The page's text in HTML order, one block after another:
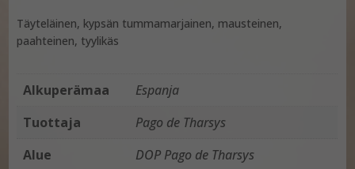
Täyteläinen, kypsän tummamarjainen, mausteinen,
paahteinen, tyylikäs
Alkuperämaa
Espanja
Tuottaja
Pago de Tharsys
Alue
DOP Pago de Tharsys